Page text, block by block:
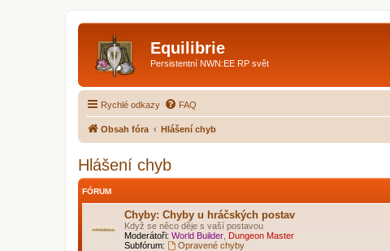
Equilibrie
Persistentní NWN:EE RP svět
Rychlé odkazy FAQ
Obsah fóra Hlášení chyb
Hlášení chyb
FÓRUM
Chyby: Chyby u hráčských postav
Když se něco děje s vaší postavou
Moderátoři: World Builder Dungeon Master
Subfórum:
Opravené chyby